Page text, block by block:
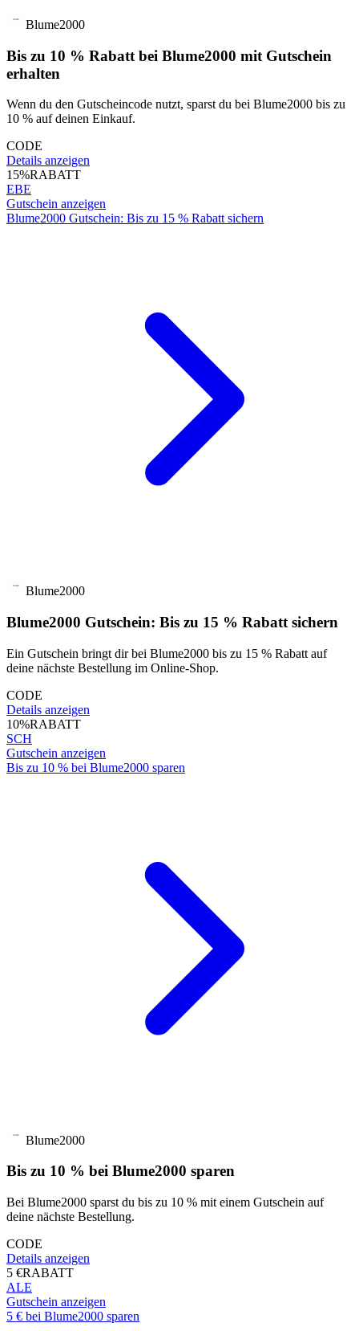
Blume2000
Bis zu 10 % Rabatt bei Blume2000 mit Gutschein
erhalten
Wenn du den Gutscheincode nutzt, sparst du bei Blume2000 bis zu
10 % auf deinen Einkauf.
CODE
Details anzeigen
15%RABATT
EBE
Gutschein anzeigen
Blume2000 Gutschein: Bis zu 15 % Rabatt sichern
Blume2000
Blume2000 Gutschein: Bis zu 15 % Rabatt sichern
Ein Gutschein bringt dir bei Blume2000 bis zu 15 % Rabatt auf
deine nächste Bestellung im Online-Shop.
CODE
Details anzeigen
10%RABATT
SCH
Gutschein anzeigen
Bis zu 10 % bei Blume2000 sparen
Blume2000
Bis zu 10 % bei Blume2000 sparen
Bei Blume2000 sparst du bis zu 10 % mit einem Gutschein auf
deine nächste Bestellung.
CODE
Details anzeigen
5 €RABATT
ALE
Gutschein anzeigen
5 € bei Blume2000 sparen